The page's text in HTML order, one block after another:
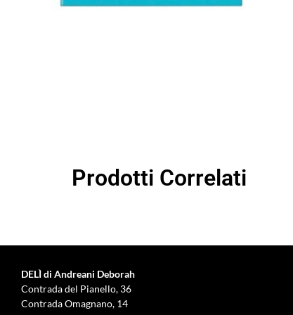
Prodotti Correlati
DELÌ di Andreani Deborah
Contrada del Pianello, 36
Contrada Omagnano, 14